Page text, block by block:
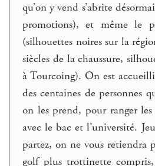
qu’on y vend s’abrite
promotions), et même le
(silhouettes noires sur la
siècles de la chaussure,
à Tourcoing). On est
des centaines de personnes
on les prend, pour ranger
avec le bac et l’université.
partez, on ne vous retiendra
golf plus trottinette